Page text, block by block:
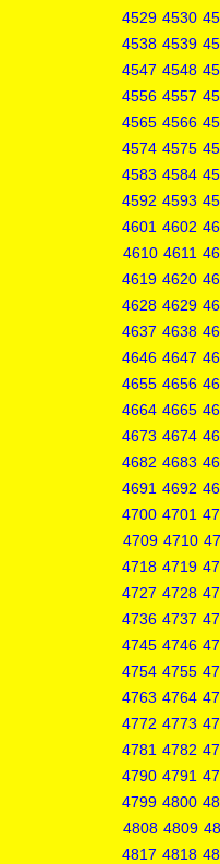
4529 4530
4538 4539
4547 4548
4556 4557
4565 4566
4574 4575
4583 4584
4592 4593
4601 4602
4610 4611
4619 4620
4628 4629
4637 4638
4646 4647
4655 4656
4664 4665
4673 4674
4682 4683
4691 4692
4700 4701
4709 4710
4718 4719
4727 4728
4736 4737
4745 4746
4754 4755
4763 4764
4772 4773
4781 4782
4790 4791
4799 4800
4808 4809
4817 4818